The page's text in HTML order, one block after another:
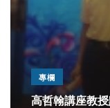
專欄
高哲翰講座教